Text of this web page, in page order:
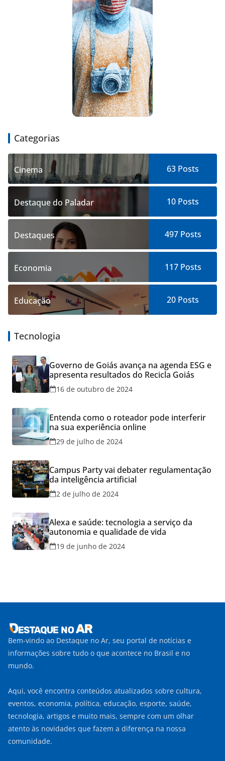
Categorias
Cinema 63 Posts
Destaque do Paladar 10 Posts
Destaques 497Posts
Economia 117Posts
Educação 20 Posts
Tecnologia
Governo de Goiás avança na agenda ESG e
apresenta resultados do Recicla Goiás
16 de outubro de 2024
Entenda como o roteador pode interferir
na sua experiência online
29 de julho de 2024
Campus Party vai debater regulamentação
da inteligência artificial
2 de julho de 2024
Alexa e saúde: tecnologia a serviço da
autonomia e qualidade de vida
19 de junho de 2024
Bem-vindo ao Destaque no Ar, seu portal de notícias e
informações sobre tudo o que acontece no Brasil e no
mundo.
Aqui, você encontra conteúdos atualizados sobre cultura,
eventos, economia, política, educação, esporte, saúde,
tecnologia, artigos e muito mais, sempre com um olhar
atento às novidades que fazem a diferença na nossa
comunidade.